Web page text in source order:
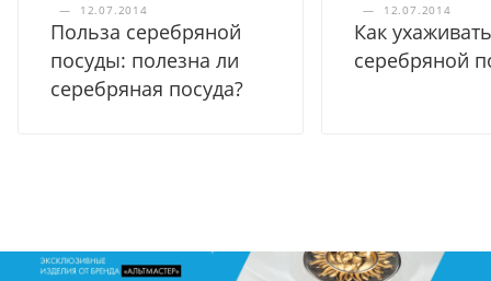
—
12.07.2014
Польза серебряной
посуды: полезна ли
серебряная посуда?
—
12.07.2014
Как
серебряной